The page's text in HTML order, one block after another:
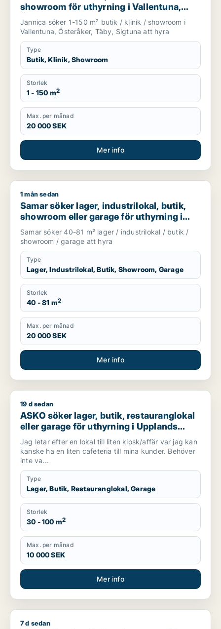
showroom för uthyrning i Vallentuna,
Österåker eller Täby m.fl.
Jannica söker 1-150 m² butik / klinik / showroom i
Vallentuna, Österåker, Täby, Sigtuna att hyra
Type
Butik, Klinik, Showroom
Storlek
1 - 150 m2
Max. per månad
20 000 SEK
Mer info
Samar söker lager, industrilokal, butik, showroom eller
1 mån sedan
Samar söker lager, industrilokal, butik,
showroom eller garage för uthyrning i
Upplands Väsby, Järfälla eller Täby m.fl.
Samar söker 40-81 m² lager / industrilokal / butik /
showroom / garage att hyra
Type
Lager, Industrilokal, Butik, Showroom, Garage
Storlek
40 - 81 m2
Max. per månad
20 000 SEK
Mer info
ASKO söker lager, butik, restauranglokal eller garage för
19 d sedan
ASKO söker lager, butik, restauranglokal
eller garage för uthyrning i Upplands
Väsby, Vallentuna eller Järfälla m.fl.
Jag letar efter en lokal till liten kiosk/affär var jag kan
kanske ha en liten cafeteria till mina kunder. Behöver
inte va...
Type
Lager, Butik, Restauranglokal, Garage
Storlek
30 - 100 m2
Max. per månad
10 000 SEK
Mer info
Milad söker butik eller showroom för uthyrning i Stockholms
7 d sedan